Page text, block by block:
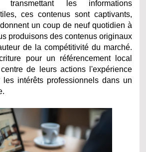
les informations
ces contenus sont captivants,
un coup de neuf quotidien à
produisons des contenus originaux
de la compétitivité du marché.
pour un référencement local
de leurs actions l'expérience
les intérêts professionnels dans un